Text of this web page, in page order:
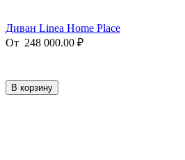
Диван Linea Home Place
От 248 000.00 ₽
В корзину